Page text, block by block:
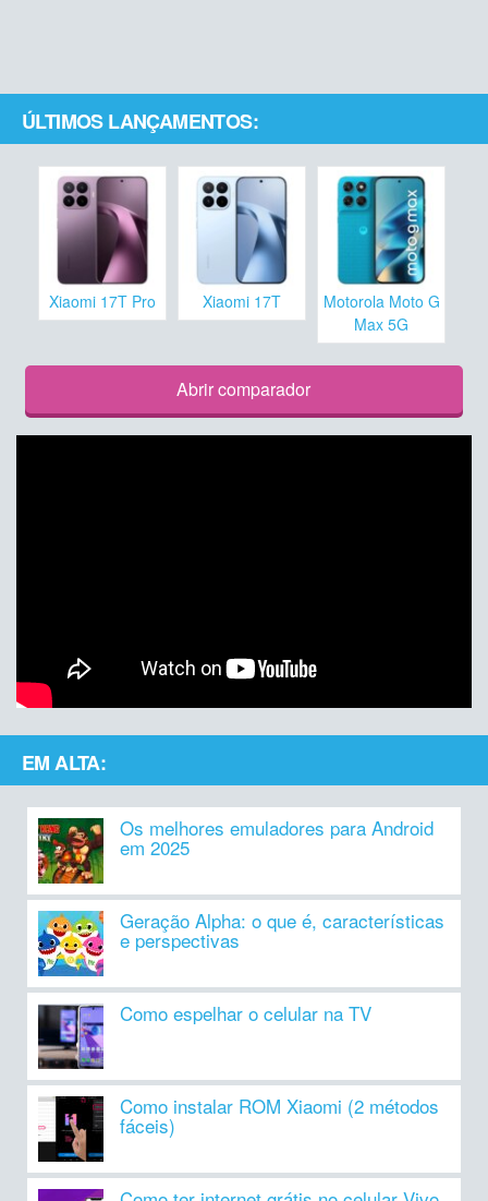
ÚLTIMOS LANÇAMENTOS:
Xiaomi 17T Pro Xiaomi 17T
Motorola Moto G
Max 5G
Abrir comparador
EM ALTA:
Os melhores emuladores para Android
em 2025
Geração Alpha: o que é, características
e perspectivas
Como espelhar o celular na TV
Como instalar ROM Xiaomi (2 métodos
fáceis)